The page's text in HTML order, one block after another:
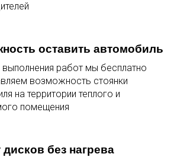
оставить автомобиль
работ мы бесплатно
возможность стоянки
на территории теплого и
помещения
без нагрева